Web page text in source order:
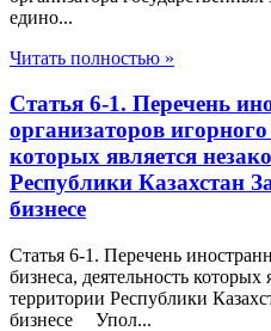
едино...
Читать полностью »
Статья 6-1. Перечень
организаторов игорного
которых является
Республики Казахстан
бизнесе
Статья 6-1. Перечень
бизнеса, деятельность которых
территории Республики
бизнесе Упол...